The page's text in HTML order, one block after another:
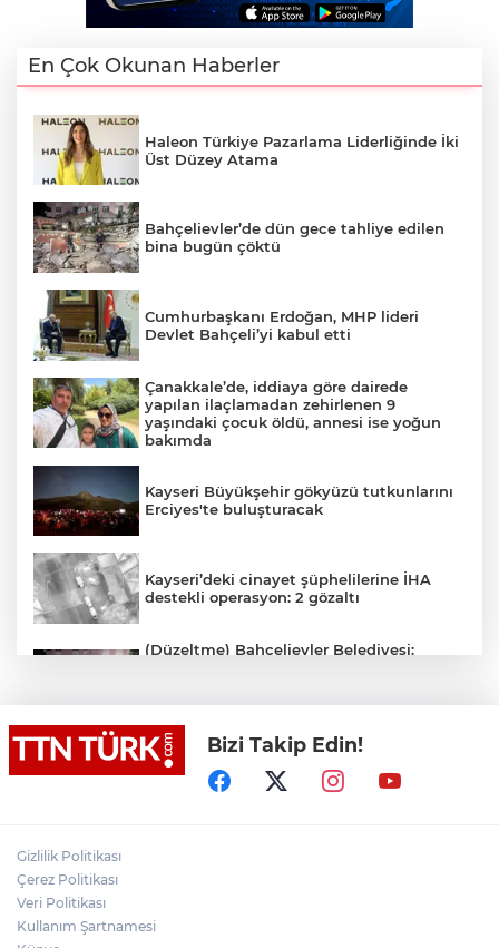
En Çok Okunan Haberler
Haleon Türkiye Pazarlama Liderliğinde İki
Üst Düzey Atama
Bahçelievler’de dün gece tahliye edilen
bina bugün çöktü
Cumhurbaşkanı Erdoğan, MHP lideri
Devlet Bahçeli’yi kabul etti
Çanakkale’de, iddiaya göre dairede
yapılan ilaçlamadan zehirlenen 9
yaşındaki çocuk öldü, annesi ise yoğun
bakımda
Kayseri Büyükşehir gökyüzü tutkunlarını
Erciyes'te buluşturacak
Kayseri’deki cinayet şüphelilerine İHA
destekli operasyon: 2 gözaltı
(Düzeltme) Bahçelievler Belediyesi:
bir can kaybı veya yaralanma
Adalet Bakanı Gürlek eski Özel Harekat
Başkanı Behçet Oktay’ın yakınlarını
Bakan Yumaklı: "İspanya’da
Bizi Takip Edin!
Gizlilik Politikası
Çerez Politikası
Veri Politikası
Kullanım Şartnamesi